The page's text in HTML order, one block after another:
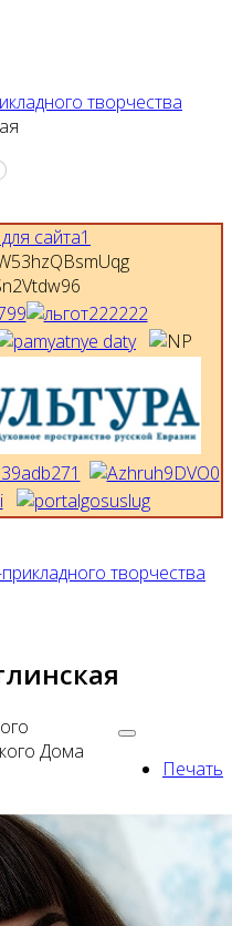
творчества
творчества
Печать
Дома